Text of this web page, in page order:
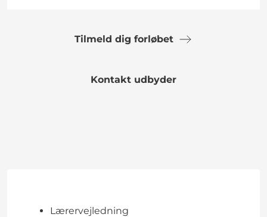
Tilmeld dig forløbet
Kontakt udbyder
Lærervejledning